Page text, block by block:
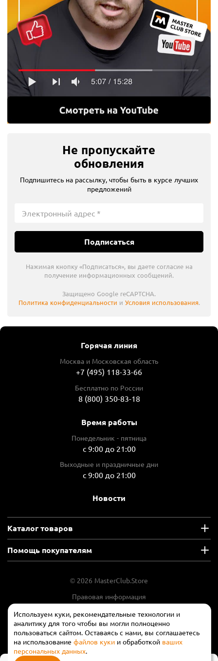
Используем куки, рекомендательные технологии и
аналитику для того чтобы вы могли полноценно
пользоваться сайтом. Оставаясь с нами, вы соглашаетесь
на использование файлов куки и обработкой ваших
персональных данных.
Не пропускайте
обновления
Подпишитесь на рассылку, чтобы быть в курсе лучших
предложений
Подписаться
Нажимая кнопку «Подписаться», вы даете согласие на
получение информационных сообщений.
Защищено Google reCAPTCHA.
Политика конфиденциальности и Условия использования.
Горячая линия
Москва и Московская область
+7 (495) 118-33-66
Бесплатно по России
8 (800) 350-83-18
Время работы
Понедельник - пятница
с 9:00 до 21:00
Выходные и праздничные дни
с 9:00 до 21:00
Новости
Каталог товаров
Помощь покупателям
© 2026 MasterClub.Store
Правовая информация
Положение об обработки и защите
персональных данных